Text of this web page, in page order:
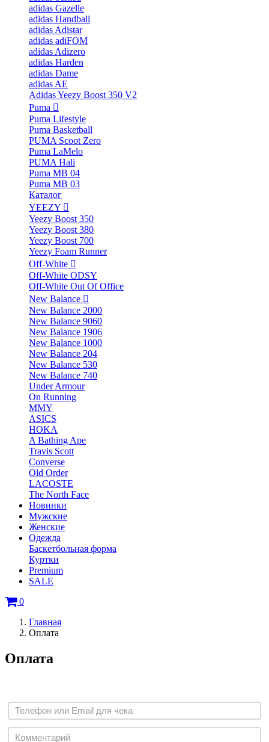
adidas Gazelle
adidas Handball
adidas Adistar
adidas adiFOM
adidas Adizero
adidas Harden
adidas Dame
adidas AE
Adidas Yeezy Boost 350 V2
Puma
Puma Lifestyle
Puma Basketball
PUMA Scoot Zero
Puma LaMelo
PUMA Hali
Puma MB 04
Puma MB 03
Каталог
YEEZY
Yeezy Boost 350
Yeezy Boost 380
Yeezy Boost 700
Yeezy Foam Runner
Off-White
Off-White ODSY
Off-White Out Of Office
New Balance
New Balance 2000
New Balance 9060
New Balance 1906
New Balance 1000
New Balance 204
New Balance 530
New Balance 740
Under Armour
On Running
MMY
ASICS
HOKA
A Bathing Ape
Travis Scott
Converse
Old Order
LACOSTE
The North Face
Новинки
Мужские
Женские
Одежда
Баскетбольная форма
Куртки
Premium
SALE
0
Главная
Оплата
Оплата